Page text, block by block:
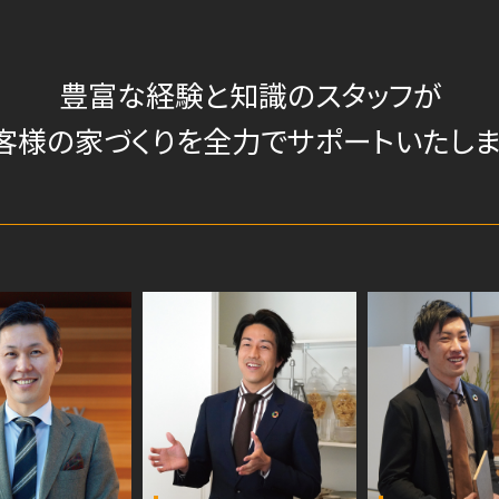
豊富な経験と知識のスタッフが
様の家づくりを全力でサポートいたしま